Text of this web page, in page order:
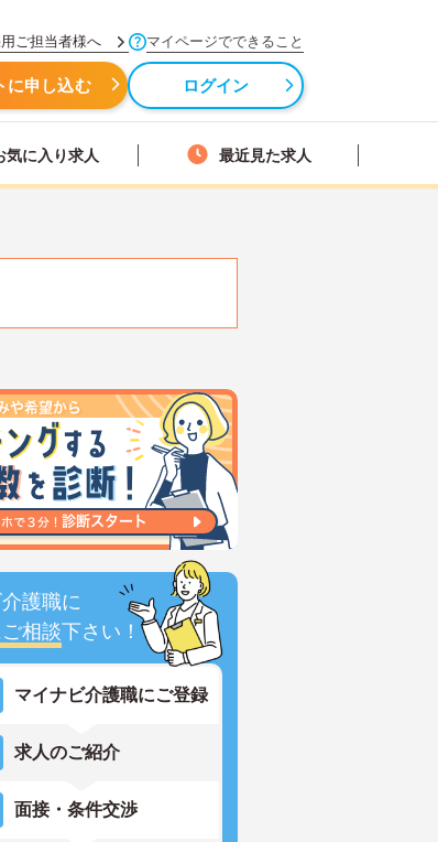
ご担当者様へ マイページでできること
に申し込む ログイン
気に入り求人 最近見た求人
護職に
相談下さい！
マイナビ介護職にご登録
求人のご紹介
面接・条件交渉